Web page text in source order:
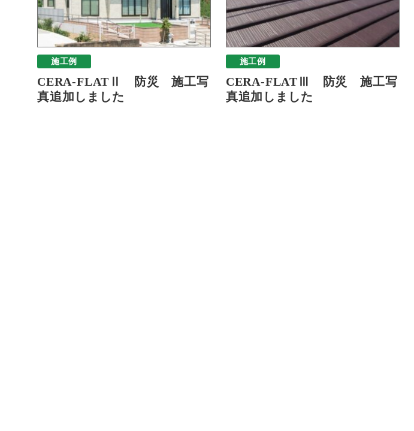
施工例
CERA-FLATⅡ 防災 施工写
真追加しました
施工例
CERA-FLATⅢ 防災 施工写
真追加しました